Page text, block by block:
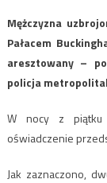
Mężczyzna
Pałacem
aresztowany –
policja
W nocy z piątku
oświadczenie
Jak zaznaczono,